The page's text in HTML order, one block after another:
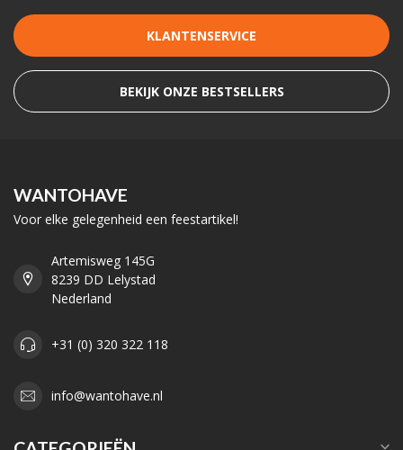
KLANTENSERVICE
BEKIJK ONZE BESTSELLERS
WANTOHAVE
Voor elke gelegenheid een feestartikel!
Artemisweg 145G
8239 DD Lelystad
Nederland
+31 (0) 320 322 118
info@wantohave.nl